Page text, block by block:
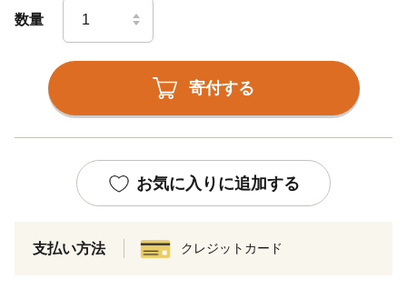
数量
寄付する
お気に入りに追加する
支払い方法 クレジットカード